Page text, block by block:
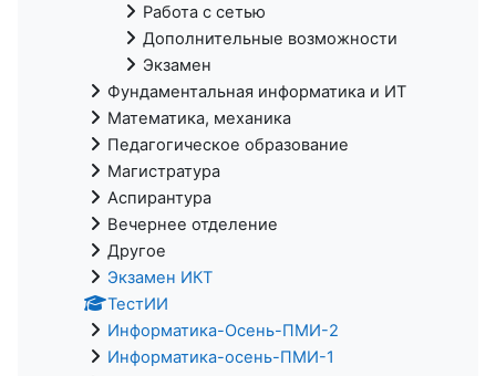
Работа с сетью
Дополнительные возможности
Экзамен
Фундаментальная информатика и ИТ
Математика, механика
Педагогическое образование
Магистратура
Аспирантура
Вечернее отделение
Другое
Экзамен ИКТ
ТестИИ
Информатика-Осень-ПМИ-2
Информатика-осень-ПМИ-1